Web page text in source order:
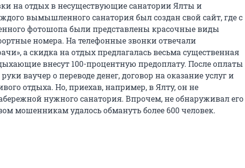
на отдых в несуществующие санатории Ялты и
вымышленного санатория был создан свой сайт, где с
фотошопа были представлены красочные виды
номера. На телефонные звонки отвечали
а скидка на отдых предлагалась весьма существенная
внесут 100-процентную предоплату. После оплаты
ваучер о переводе денег, договор на оказание услуг и
отдыха. Но, приехав, например, в Ялту, он не
нужного санатория. Впрочем, не обнаруживал его
мошенникам удалось обмануть более 600 человек.